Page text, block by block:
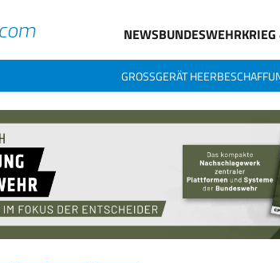
NEWSBUNDESWEHR
GROSSGERÄT HEER